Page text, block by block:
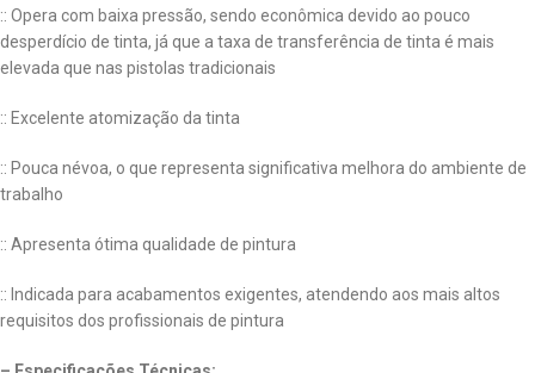
:: Opera com baixa pressão, sendo econômica devido ao pouco
desperdício de tinta, já que a taxa de transferência de tinta é mais
elevada que nas pistolas tradicionais
:: Excelente atomização da tinta
:: Pouca névoa, o que representa significativa melhora do ambiente de
trabalho
:: Apresenta ótima qualidade de pintura
:: Indicada para acabamentos exigentes, atendendo aos mais altos
requisitos dos profissionais de pintura